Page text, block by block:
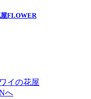
FLOWER